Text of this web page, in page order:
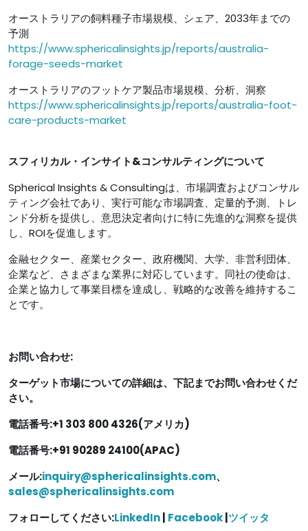
オーストラリアの飼料種子市場規模、シェア、2033年までの
予測
https://www.sphericalinsights.jp/reports/australia-
forage-seeds-market
オーストラリアのフットケア製品市場規模、分析、洞察
https://www.sphericalinsights.jp/reports/australia-foot-
care-products-market
スフィリカル・インサイト&コンサルティングについて
Spherical Insights & Consultingは、市場調査およびコンサル
ティング会社であり、実行可能な市場調査、定量的予測、トレ
ンド分析を提供し、意思決定者向けに特に先進的な洞察を提供
し、ROIを促進します。
金融セクター、産業セクター、政府機関、大学、非営利団体、
企業など、さまざまな業界に対応しています。同社の使命は、
企業と協力して事業目標を達成し、戦略的な改善を維持するこ
とです。
お問い合わせ:
ターゲット市場についての詳細は、下記までお問い合わせくだ
さい。
電話番号:+1 303 800 4326(アメリカ)
電話番号:+91 90289 24100(APAC)
メール:inquiry@sphericalinsights.com、
sales@sphericalinsights.com
フォローしてください:LinkedIn Facebook ツイッタ